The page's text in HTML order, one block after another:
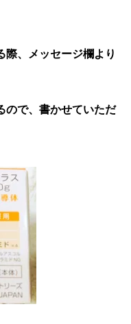
、メッセージ欄より
ので、書かせていただ